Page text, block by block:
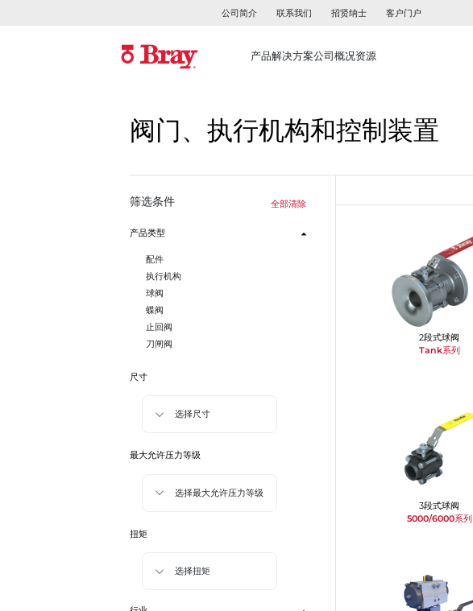
公司简介 联系我们 招贤纳士 客户门户
产品解决方案公司概况资源
阀门、执行机构和控制装置
筛选条件 全部清除
产品类型
配件
执行机构
球阀
蝶阀
止回阀
刀闸阀
尺寸
选择尺寸
最大允许压力等级
选择最大允许压力等级
扭矩
选择扭矩
2段式球阀
Tank系列
3段式球阀
5000/6000系列